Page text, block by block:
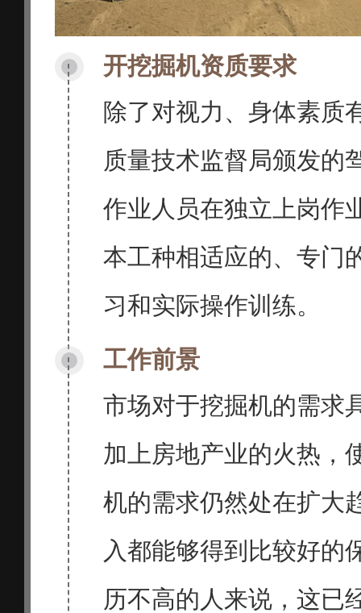
开挖掘机资质要求
除了对视力、身体素质
质量技术监督局颁发的
作业人员在独立上岗作
本工种相适应的、专门
习和实际操作训练。
工作前景
市场对于挖掘机的需求
加上房地产业的火热，
机的需求仍然处在扩大
入都能够得到比较好的
历不高的人来说，这已